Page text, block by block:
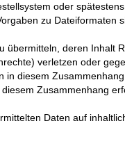
oder
zu Dateiformaten
übermitteln, deren Inhalt
verletzen oder
in diesem
Zusammenhang
Daten auf